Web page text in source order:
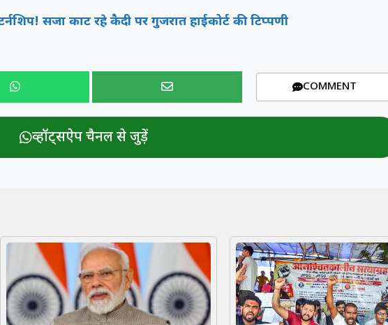
सजा काट रहे कैदी पर गुजरात हाईकोर्ट की टिप्पणी
COMMENT
व्हॉट्सऐप चैनल से जुड़ें